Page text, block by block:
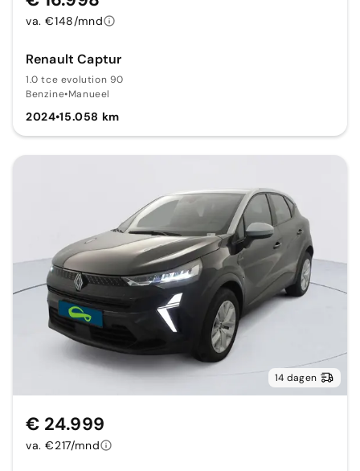
Renault Captur
1.0 tce evolution 90
Benzine•Manueel
2024•15.058 km
va. €148/mnd
14 dagen
€ 24.999
va. €217/mnd